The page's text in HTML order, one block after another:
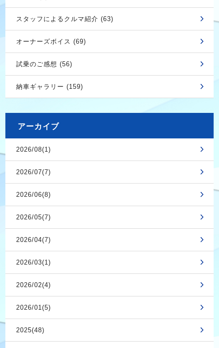
スタッフによるクルマ紹介 (63)
オーナーズボイス (69)
試乗のご感想 (56)
納車ギャラリー (159)
アーカイブ
2026/08(1)
2026/07(7)
2026/06(8)
2026/05(7)
2026/04(7)
2026/03(1)
2026/02(4)
2026/01(5)
2025(48)